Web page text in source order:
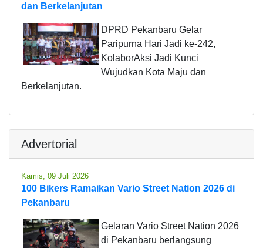
dan Berkelanjutan
DPRD Pekanbaru Gelar
Paripurna Hari Jadi ke-242,
KolaborAksi Jadi Kunci
Wujudkan Kota Maju dan
Berkelanjutan.
Advertorial
Kamis, 09 Juli 2026
100 Bikers Ramaikan Vario Street Nation 2026 di
Pekanbaru
Gelaran Vario Street Nation 2026
di Pekanbaru berlangsung